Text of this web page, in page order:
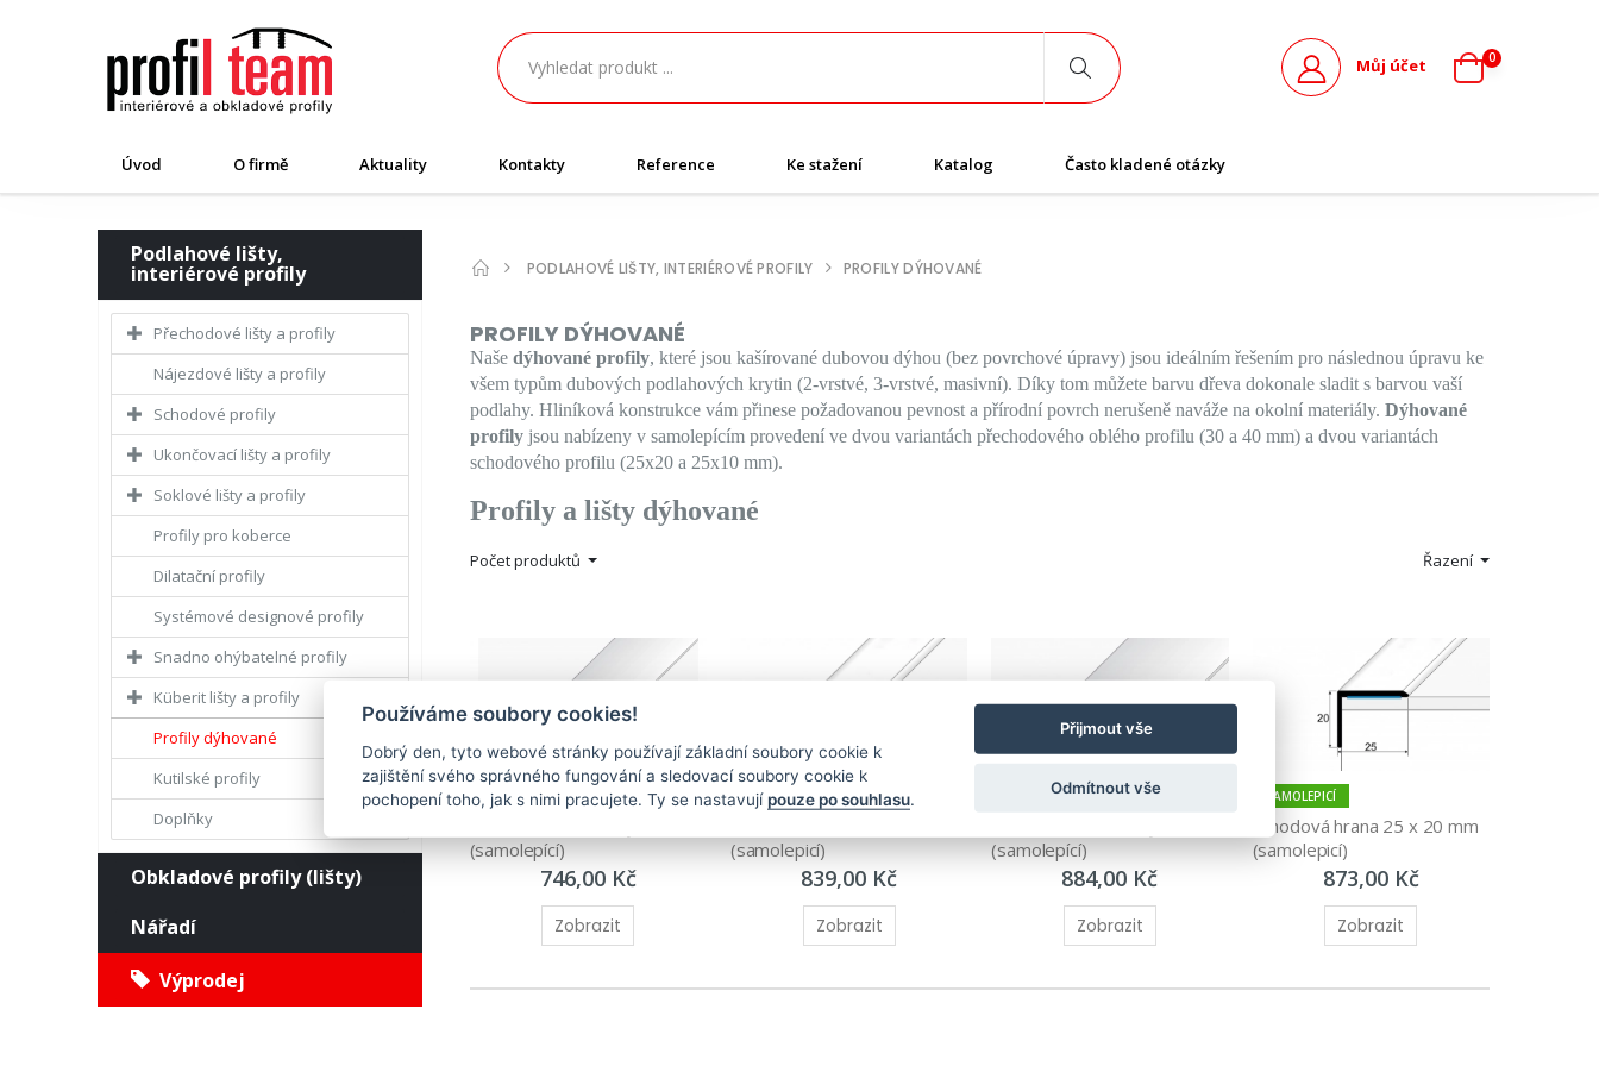
Můj účet 0
Úvod O firmě Aktuality Kontakty Reference Ke stažení Katalog Často kladené otázky
Podlahové lišty,
interiérové profily
Přechodové lišty a profily
Nájezdové lišty a profily
Schodové profily
Ukončovací lišty a profily
Soklové lišty a profily
Profily pro koberce
Dilatační profily
Systémové designové profily
Snadno ohýbatelné profily
Küberit lišty a profily
Profily dýhované
Kutilské profily
Doplňky
Obkladové profily (lišty)
Nářadí
Výprodej
PODLAHOVÉ LIŠTY, INTERIÉROVÉ PROFILY PROFILY DÝHOVANÉ
PROFILY DÝHOVANÉ
Naše dýhované profily, které jsou kašírované dubovou dýhou (bez povrchové úpravy) jsou ideálním řešením pro následnou úpravu ke
všem typům dubových podlahových krytin (2-vrstvé, 3-vrstvé, masivní). Díky tom můžete barvu dřeva dokonale sladit s barvou vaší
podlahy. Hliníková konstrukce vám přinese požadovanou pevnost a přírodní povrch nerušeně naváže na okolní materiály. Dýhované
profilyjsou nabízeny v samolepícím provedení ve dvou variantách přechodového oblého profilu (30 a 40 mm) a dvou variantách
schodového profilu (25x20 a 25x10 mm).
Profily a lišty dýhované
Počet produktů Řazení
SAMOLEPICÍ
(samolepící)
746,00 Kč
Zobrazit
SAMOLEPICÍ
(samolepicí)
839,00 Kč
Zobrazit
SAMOLEPICÍ
(samolepící)
884,00 Kč
Zobrazit
SAMOLEPICÍ
Schodová hrana 25 x 20 mm
(samolepicí)
873,00 Kč
Zobrazit
Používáme soubory cookies!
Dobrý den, tyto webové stránky používají základní soubory cookie k
zajištění svého správného fungování a sledovací soubory cookie k
pochopení toho, jak s nimi pracujete. Ty se nastavují pouze po souhlasu.
Přijmout vše
Odmítnout vše